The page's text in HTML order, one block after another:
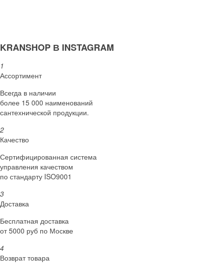
KRANSHOP В INSTAGRAM
1
Ассортимент
Всегда в наличии
более 15 000 наименований
сантехнической продукции.
2
Качество
Сертифициро­ванная система
управления качеством
по стандарту ISO9001
3
Доставка
Бесплатная доставка
от 5000 руб по Москве
4
Возврат товара